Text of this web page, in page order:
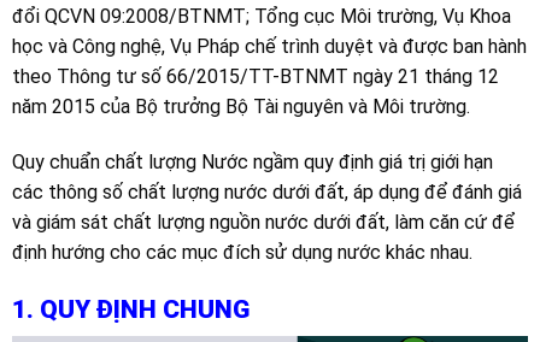
đổi QCVN 09:2008/BTNMT; Tổng cục Môi trường, Vụ Khoa
học và Công nghệ, Vụ Pháp chế trình duyệt và được ban hành
theo Thông tư số 66/2015/TT-BTNMT ngày 21 tháng 12
năm 2015 của Bộ trưởng Bộ Tài nguyên và Môi trường.
Quy chuẩn chất lượng Nước ngầm quy định giá trị giới hạn
các thông số chất lượng nước dưới đất, áp dụng để đánh giá
và giám sát chất lượng nguồn nước dưới đất, làm căn cứ để
định hướng cho các mục đích sử dụng nước khác nhau.
1. QUY ĐỊNH CHUNG